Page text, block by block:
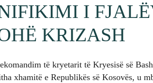
I
KRIZASH
të kryetarit të Kryesisë së
xhamitë e Republikës së Kosovës, u